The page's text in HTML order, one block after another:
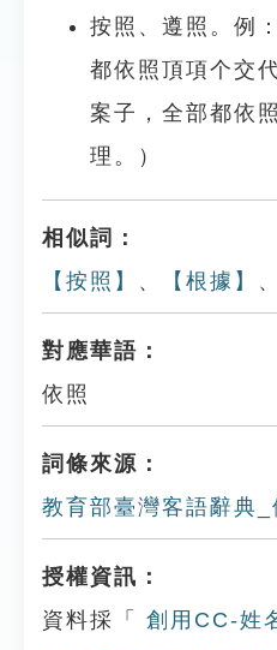
按照、遵照。例
都依照頂項个交
案子，全部都依
理。）
相似詞：
【按照】 、 【根據】 、
對應華語：
依照
詞條來源：
教育部臺灣客語辭典_
授權資訊：
資料採「
創用CC-姓